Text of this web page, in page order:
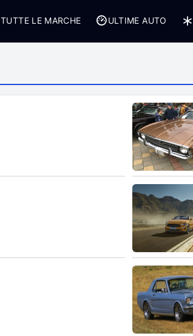
TUTTE LE MARCHE ULTIME AUTO